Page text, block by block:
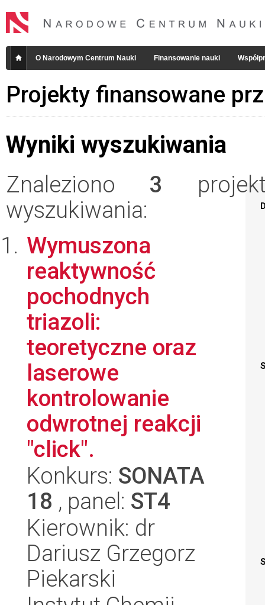
O Narodowym Centrum Nauki Finansowanie nauki
Projekty finansowane
Wyniki wyszukiwania
Znaleziono 3
wyszukiwania:
Wymuszona
reaktywność
pochodnych
triazoli:
teoretyczne oraz
laserowe
kontrolowanie
odwrotnej reakcji
"click".
Konkurs: SONATA
18 , panel: ST4
Kierownik: dr
Dariusz Grzegorz
Piekarski